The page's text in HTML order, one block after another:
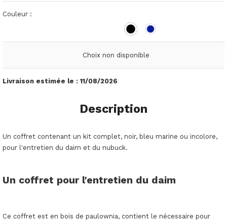
Couleur :
Choix non disponible
Livraison estimée le :11/08/2026
Description
Un coffret contenant un kit complet, noir, bleu marine ou incolore,
pour l'entretien du daim et du nubuck.
Un coffret pour l'entretien du daim
Ce coffret est en bois de paulownia, contient le nécessaire pour